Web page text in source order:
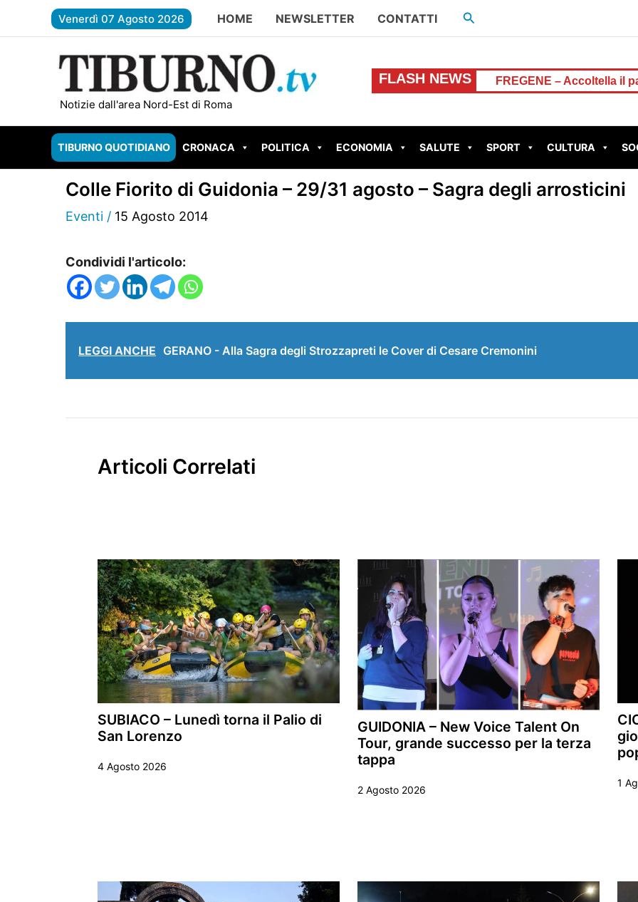
Venerdì 07 Agosto 2026 HOME NEWSLETTER CONTATTI Cerca
Notizie dall'area Nord-Est di Roma
FLASH NEWS
TIVOLI – Cesurni e Martellona, accordo Regione-Comune FREGENE – Accoltella il padre dopo
TIBURNO QUOTIDIANO CRONACA POLITICA ECONOMIA SALUTE SPORT CULTURA
Colle Fiorito di Guidonia – 29/31 agosto – Sagra degli arrosticini
Eventi / 15 Agosto 2014
Condividi l'articolo:
LEGGI ANCHE GERANO - Alla Sagra degli Strozzapreti le Cover di Cesare Cremonini
Articoli Correlati
SUBIACO – Lunedì torna il Palio di
San Lorenzo
4 Agosto 2026
GUIDONIA – New Voice Talent On
Tour, grande successo per la terza
tappa
2 Agosto 2026
1